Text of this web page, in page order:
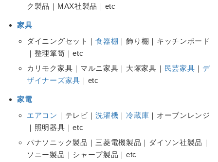
ク製品｜MAX社製品｜etc
家具
ダイニングセット｜食器棚 ｜飾り棚｜キッチンボード
｜整理箪笥｜etc
カリモク家具｜マルニ家具｜大塚家具｜ 民芸家具 ｜ デ
ザイナーズ家具 ｜etc
家電
エアコン ｜テレビ｜洗濯機 ｜冷蔵庫 ｜オーブンレンジ
｜照明器具｜etc
パナソニック製品｜三菱電機製品｜ダイソン社製品｜
ソニー製品｜シャープ製品｜etc